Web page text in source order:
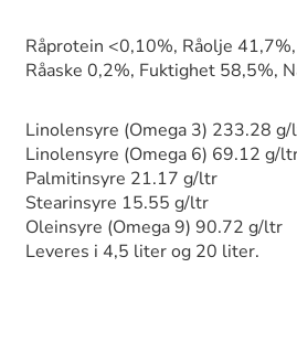
Råprotein <0,10%, Råolje
Råaske 0,2%, Fuktighet 58,5%,
Linolensyre (Omega 3) 233.28
Linolensyre (Omega 6) 69.12 g/
Palmitinsyre 21.17 g/ltr
Stearinsyre 15.55 g/ltr
Oleinsyre (Omega 9) 90.72 g/ltr
Leveres i 4,5 liter og 20 liter.